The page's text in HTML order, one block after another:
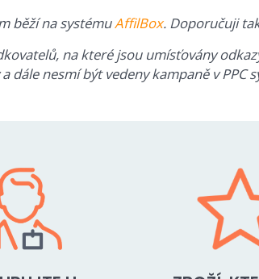
běží na systémuAffilBox. Doporučuji
na které jsou umísťovány
dále nesmí být vedeny kampaně v